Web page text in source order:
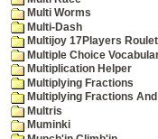
Multi Worms
Multi-Dash
Multijoy 17Players
Multiple Choice
Multiplication Helper
Multiplying Fractions
Multiplying Fractions
Multris
Muminki